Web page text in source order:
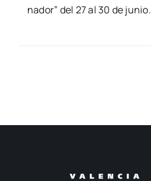
na­dor” del 27 al 30 de junio.